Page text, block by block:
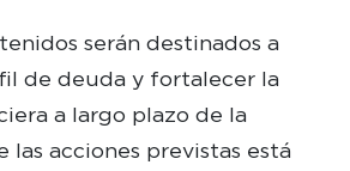
serán destinados a
de deuda y fortalecer la
a largo plazo de la
las acciones previstas está